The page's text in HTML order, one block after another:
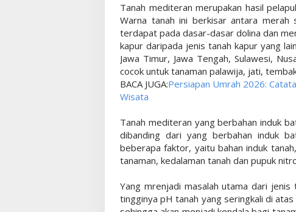
Tanah mediteran merupakan hasil
Warna tanah ini berkisar antara merah
terdapat pada dasar-dasar dolina dan
kapur daripada jenis tanah kapur yang
Jawa Timur, Jawa Tengah, Sulawesi,
cocok untuk tanaman palawija, jati,
BACA JUGA:Persiapan Umrah 2026:
Wisata
Tanah mediteran yang berbahan induk
dibanding dari yang berbahan induk
beberapa faktor, yaitu bahan induk
tanaman, kedalaman tanah dan pupuk
Yang mrenjadi masalah utama dari
tingginya pH tanah yang seringkali di